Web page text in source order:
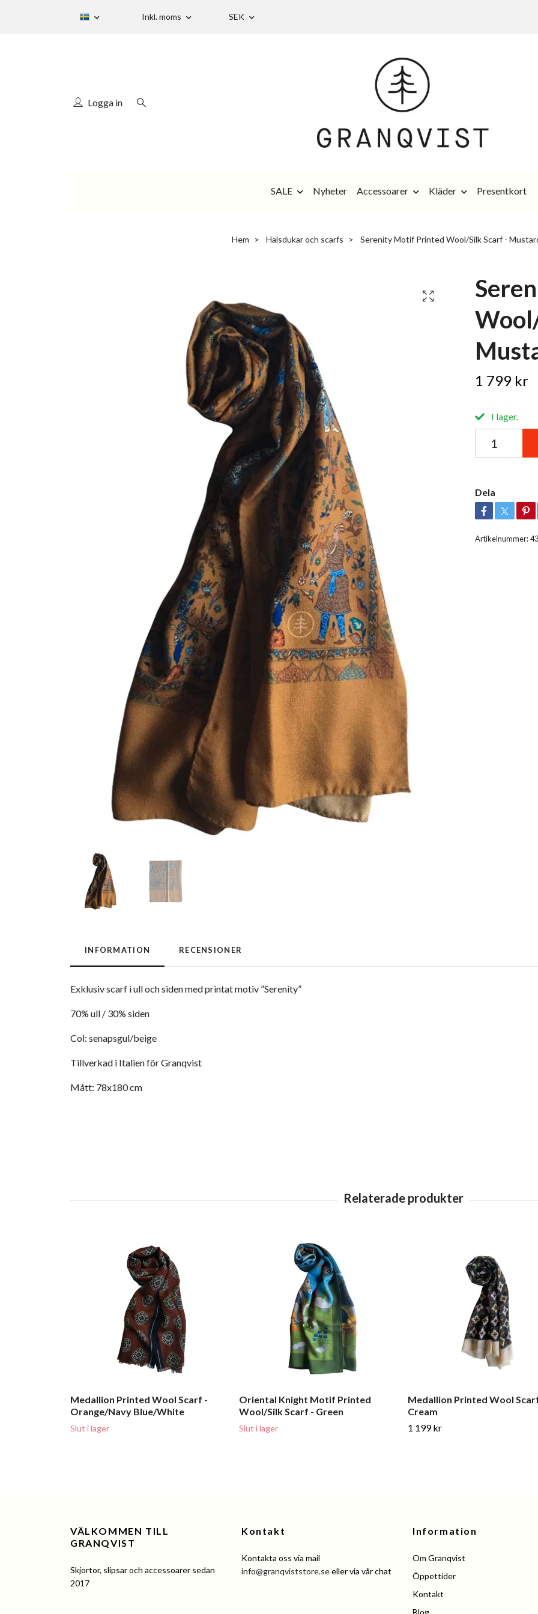
Inkl. moms SEK
Logga in
SALE Nyheter Accessoarer Kläder Presentkort
Hem Halsdukar och scarfs Serenity Motif Printed Wool/Silk Scarf -
1 799 kr
I lager.
Dela
Artikelnummer:
INFORMATION RECENSIONER
Exklusiv scarf i ull och siden med printat motiv ”Serenity”
70% ull / 30% siden
Col: senapsgul/beige
Tillverkad i Italien för Granqvist
Mått: 78x180 cm
Medallion Printed Wool Scarf -
Orange/Navy Blue/White
Slut i lager
Oriental Knight Motif Printed
Wool/Silk Scarf - Green
Slut i lager
Medallion Printed Wool
Cream
1 199 kr
VÄLKOMMEN TILL
GRANQVIST
Skjortor, slipsar och accessoarer sedan
2017
Kontakt
Kontakta oss via mail
info@granqviststore.seeller via vår chat
Information
Om Granqvist
Öppettider
Kontakt